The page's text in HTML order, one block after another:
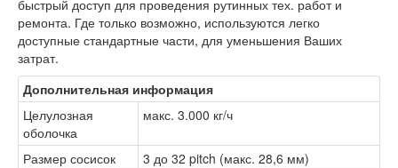
быстрый доступ для проведения рутинных тех. работ и
ремонта. Где только возможно, используются легко
доступные стандартные части, для уменьшения Ваших
затрат.
Дополнительная информация
Целулозная
оболочка
макс. 3.000 кг/ч
Размер сосисок
3 до 32 pitch (макс. 28,6 мм)